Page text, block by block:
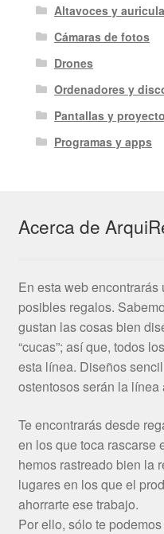
Altavoces y
Cámaras de fotos
Drones
Ordenadores y
Pantallas y
Programas y apps
Acerca de
En esta web
posibles regalos.
gustan las cosas bien
“cucas”; así que, todos
esta línea. Diseños
ostentosos serán la línea
Te encontrarás desde
en los que toca rascarse
hemos rastreado bien la
lugares en los que el
ahorrarte ese trabajo.
Por ello, sólo te